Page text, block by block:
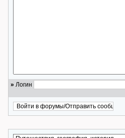
» Логин